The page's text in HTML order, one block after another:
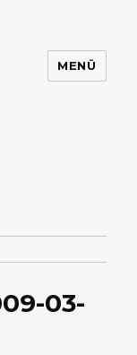
MENÜ
03-